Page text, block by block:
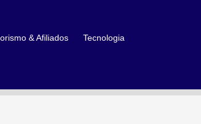
& Afiliados
Tecnologia